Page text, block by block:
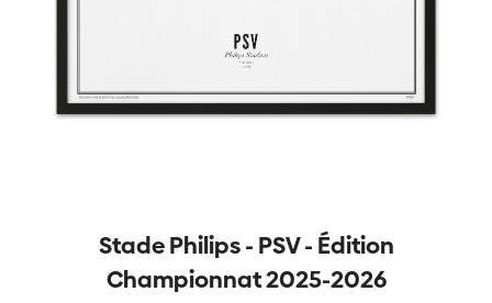
Stade Philips - PSV - Édition
Championnat 2025-2026